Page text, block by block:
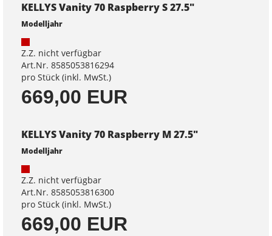
KELLYS Vanity 70 Raspberry S 27.5"
Modelljahr
Z.Z. nicht verfügbar
Art.Nr. 8585053816294
pro Stück (inkl. MwSt.)
669,00 EUR
KELLYS Vanity 70 Raspberry M 27.5"
Modelljahr
Z.Z. nicht verfügbar
Art.Nr. 8585053816300
pro Stück (inkl. MwSt.)
669,00 EUR